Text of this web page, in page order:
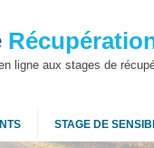
ligne aux stages de
STAGE DE